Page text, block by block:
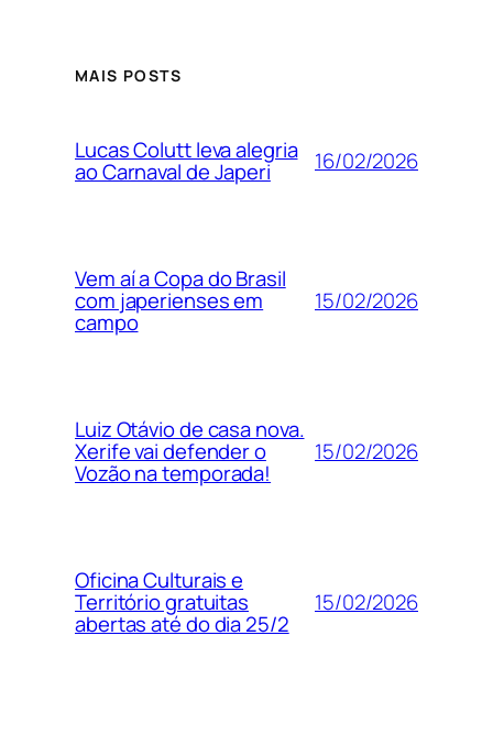
MAIS POSTS
Lucas Colutt leva alegria
ao Carnaval de Japeri 16/02/2026
Vem aí a Copa do Brasil
com japerienses em
campo
15/02/2026
Luiz Otávio de casa nova.
Xerife vai defender o
Vozão na temporada!
15/02/2026
Oficina Culturais e
Território gratuitas
abertas até do dia 25/2
15/02/2026